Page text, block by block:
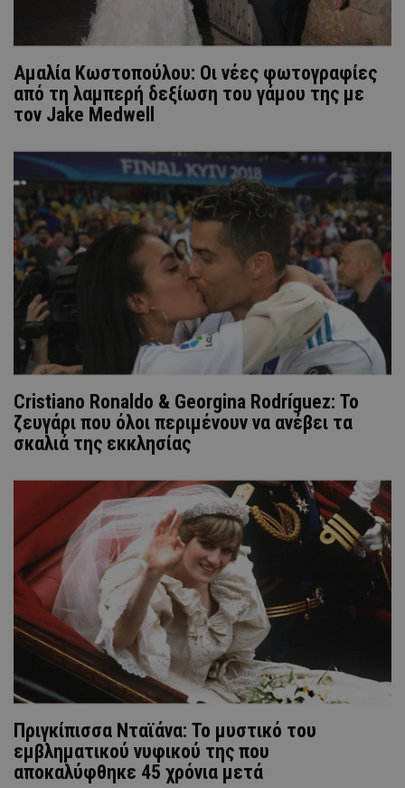
Αμαλία Κωστοπούλου: Οι νέες φωτογραφίες
από τη λαμπερή δεξίωση του γάμου της με
τον Jake Medwell
Cristiano Ronaldo & Georgina Rodríguez: Το
ζευγάρι που όλοι περιμένουν να ανέβει τα
σκαλιά της εκκλησίας
Πριγκίπισσα Νταϊάνα: Το μυστικό του
εμβληματικού νυφικού της που
αποκαλύφθηκε 45 χρόνια μετά